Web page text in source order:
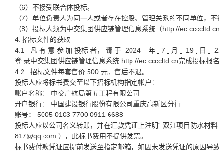
（6）不接受联合体投标。
（7）单位负责人为同一人或者存在控股、管理关系的不同单位，
（8）投标人须为中交集团供应链管理信息系统（http://
4. 招标文件的获取
4.1
凡 有 意 参 加 投标 者， 请 于 2024 年 7 月 19 日
登 录中交集团供应链管理信息系统 http://ec.ccccltd.cn完成投标报
4.2
招标文件每套售价 500 元，售后不退。
投标人应将标书费交至以下招标机构指定帐户：
账户名称： 中交广航局第五工程有限公司
开户银行： 中国建设银行股份有限公司重庆高新区分行
账号： 5005 0103 7700 0911 6688
投标人应以公司名义转账，并在汇款凭证上注明“ 双江项目防水材料
817@qq.com ），此标书费用不提供发票。
标书费付款凭证应提前发送至指定邮箱，如因未发送凭证的原因导